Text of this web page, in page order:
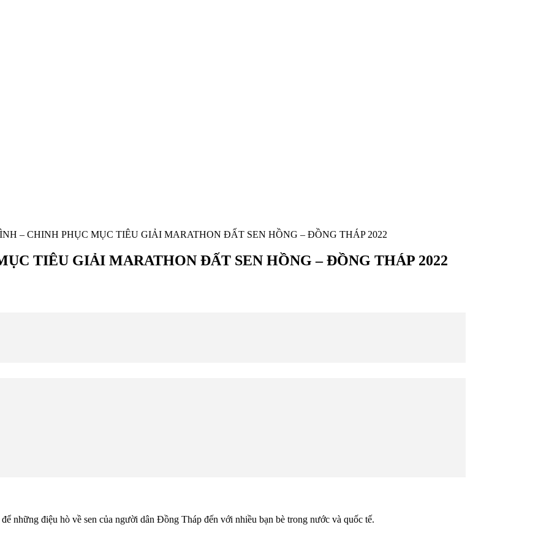
– CHINH PHỤC MỤC TIÊU GIẢI MARATHON ĐẤT SEN HỒNG – ĐỒNG THÁP 2022
TIÊU GIẢI MARATHON ĐẤT SEN HỒNG – ĐỒNG THÁP 2022
những điệu hò về sen của người dân Đồng Tháp đến với nhiều bạn bè trong nước và quốc tế.